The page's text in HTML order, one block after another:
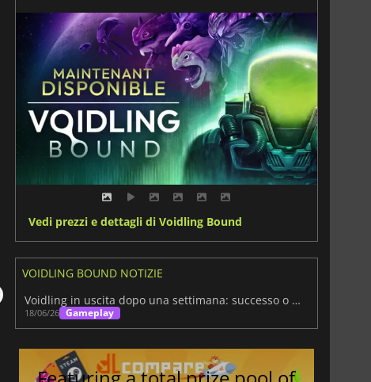
Vedi prezzi e dettagli di Voidling Bound
VOIDLING BOUND NOTIZIE
Voidling in uscita dopo una settimana: successo o insuccesso,?
18/06/26 Gameplay